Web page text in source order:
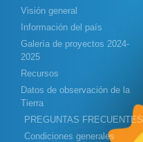
Visión general
Información del país
Galería de proyectos 2024-
2025
Recursos
Datos de observación de la
Tierra
PREGUNTAS FRECUENTES
Condiciones generales